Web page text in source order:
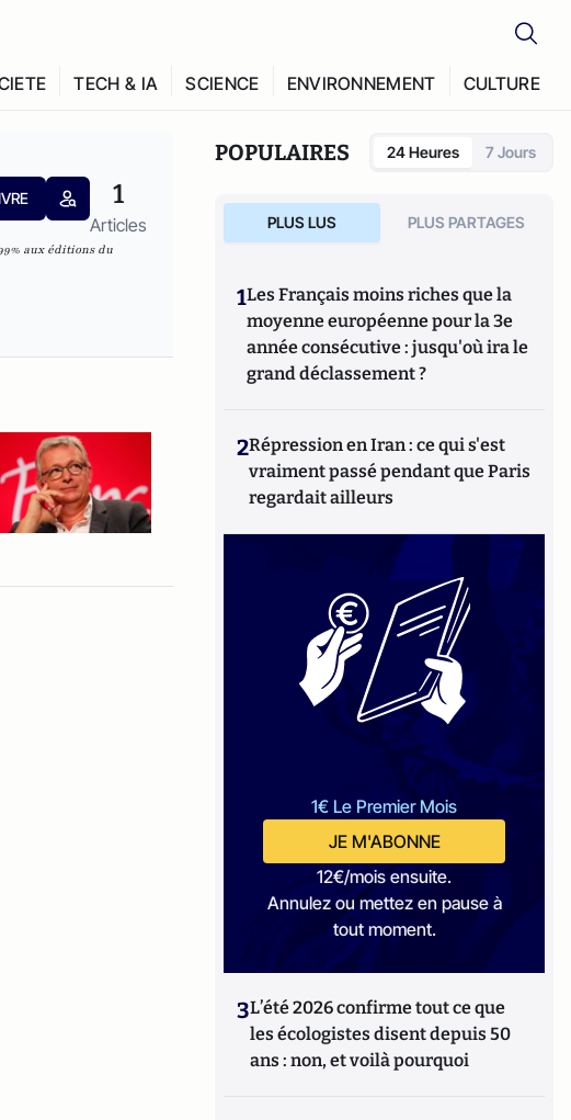
TECH & IA SCIENCE ENVIRONNEMENT CULTURE
1
Articles
aux éditions du
POPULAIRES 24 Heures 7 Jours
PLUS LUS PLUS PARTAGES
1Les Français moins riches que la
moyenne européenne pour la 3e
année consécutive : jusqu'où ira le
grand déclassement ?
2Répression en Iran : ce qui s'est
vraiment passé pendant que Paris
regardait ailleurs
1€ Le Premier Mois
JE M'ABONNE
12€/mois ensuite.
Annulez ou mettez en pause à
tout moment.
3L’été 2026 confirme tout ce que
les écologistes disent depuis 50
ans : non, et voilà pourquoi